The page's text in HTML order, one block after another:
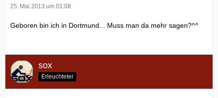
25. Mai 2013 um 01:08
Geboren bin ich in Dortmund... Muss man da mehr sagen?^^
sox
Erleuchteter